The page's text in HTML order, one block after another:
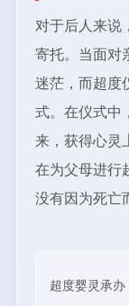
对于后人来说
寄托。当面对
迷茫，而超度
式。在仪式中
来，获得心灵
在为父母进行
没有因为死亡
超度婴灵承办